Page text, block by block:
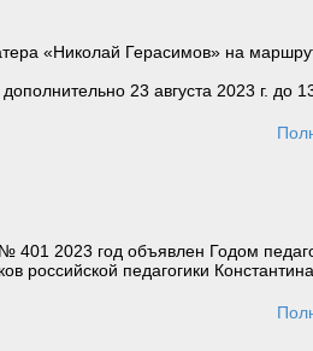
«Николай Герасимов» на
23 августа 2023 г. до
401 2023 год объявлен Годом
российской педагогики Константина